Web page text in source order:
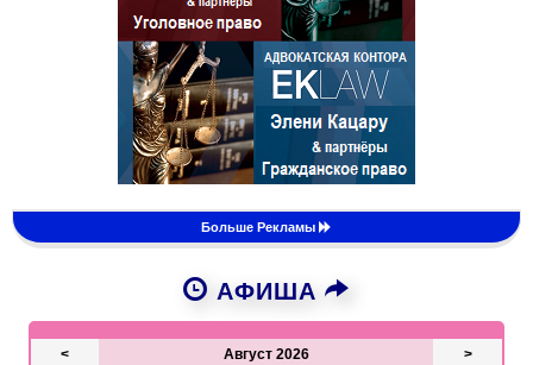
Больше Рекламы
АФИША
< Август 2026 >